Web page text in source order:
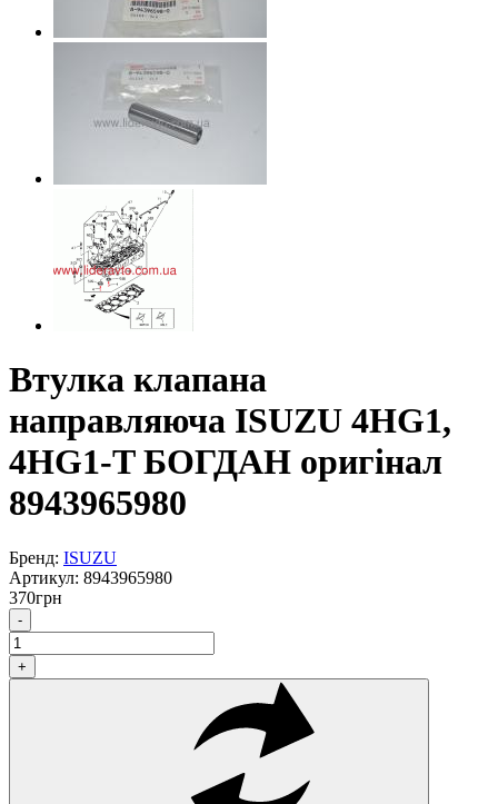
Втулка клапана
направляюча ISUZU 4HG1,
4HG1-T БОГДАН оригінал
8943965980
Бренд: ISUZU
Артикул: 8943965980
370грн
-
+